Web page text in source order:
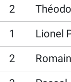
2
1 Lionel
2